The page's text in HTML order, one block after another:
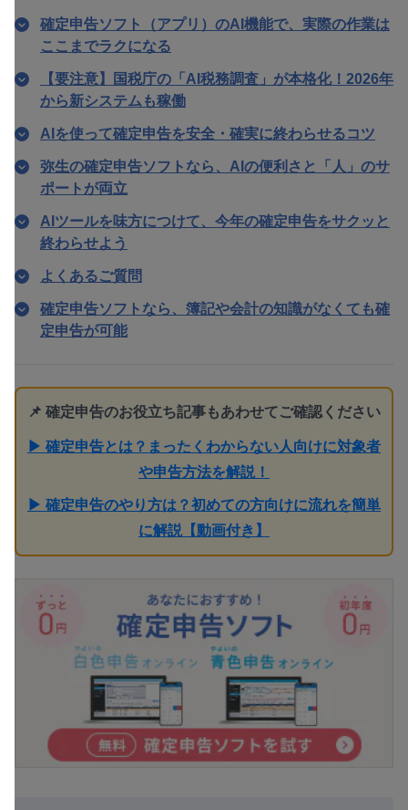
確定申告ソフト（アプリ）のAI機能で、実際の作業は
ここまでラクになる
【要注意】国税庁の「AI税務調査」が本格化！2026年
から新システムも稼働
AIを使って確定申告を安全・確実に終わらせるコツ
弥生の確定申告ソフトなら、AIの便利さと「人」のサ
ポートが両立
AIツールを味方につけて、今年の確定申告をサクッと
終わらせよう
よくあるご質問
確定申告ソフトなら、簿記や会計の知識がなくても確
定申告が可能
📌 確定申告のお役立ち記事もあわせてご確認ください
▶ 確定申告とは？まったくわからない人向けに対象者
や申告方法を解説！
▶ 確定申告のやり方は？初めての方向けに流れを簡単
に解説【動画付き】